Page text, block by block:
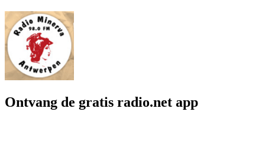
Ontvang de gratis radio.net app